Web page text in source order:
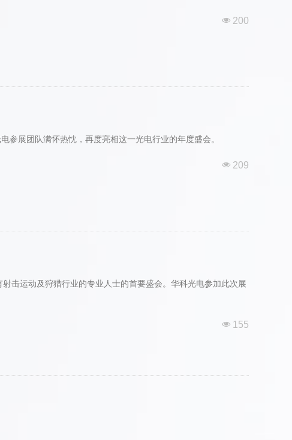
넶 200
参展团队满怀热忱，再度亮相这一光电行业的年度盛会。
넶 209
击运动及狩猎行业的专业人士的首要盛会。华科光电参加此次展
넶 155